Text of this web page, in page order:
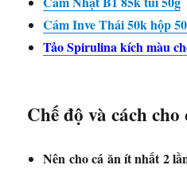
Cám Inve Thái 50k hộp
Tảo Spirulina kích màu
Chế độ và cách
Nên cho cá ăn ít nhất 2